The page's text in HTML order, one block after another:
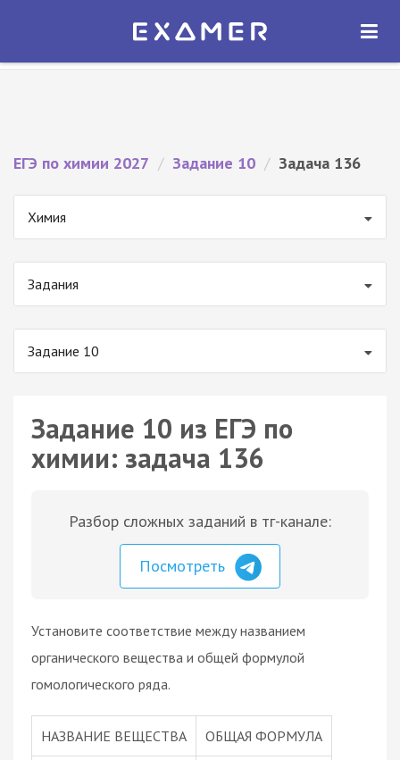
Экзамер — ЕГЭ 2027
ОТКРЫТЬ
ЕГЭ по химии 2027 / Задание 10 / Задача 136
Химия
Задания
Задание 10
Задание 10 из ЕГЭ по
химии: задача 136
Разбор сложных заданий в тг-канале:
Посмотреть
Установите соответствие между названием
органического вещества и общей формулой
гомологического ряда.
НАЗВАНИЕ ВЕЩЕСТВА ОБЩАЯ ФОРМУЛА